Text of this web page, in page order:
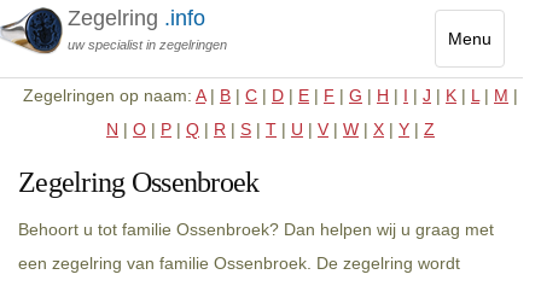
Menu
Toggle
Zegelring .info
uw specialist in zegelringen
Zegelringen op naam: A| B | C | D | E | F | G | H | I | J | K | L | M |
N | O | P | Q | R | S | T | U | V | W | X | Y | Z
Zegelring Ossenbroek
Behoort u tot familie Ossenbroek? Dan helpen wij u graag met
een zegelring van familie Ossenbroek. De zegelring wordt